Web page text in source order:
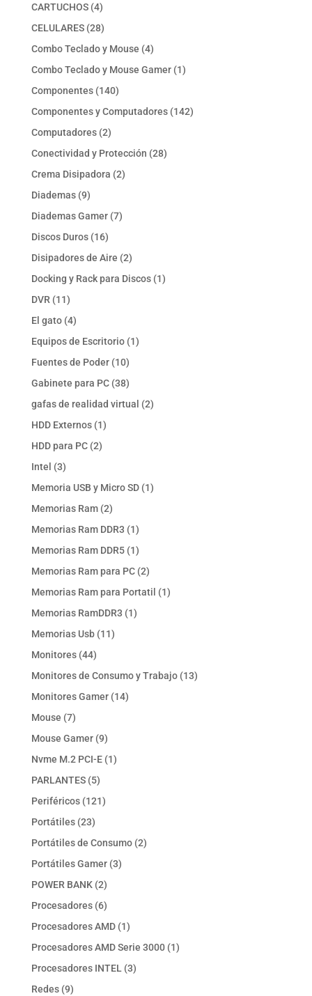
CARTUCHOS 44
productos
CELULARES 2828
productos
Combo Teclado y Mouse 44
productos
Combo Teclado y Mouse Gamer 11
Componentes 140140
productos
Componentes y Computadores 142142
Computadores 22
productos
Conectividad y Protección 2828
Crema Disipadora 22
Diademas 99
productos
Diademas Gamer 77
Discos Duros 1616
productos
Disipadores de Aire 22
productos
Docking y Rack para Discos 11
DVR 1111
productos
El gato 44
productos
Equipos de Escritorio 11
Fuentes de Poder 1010
productos
Gabinete para PC 3838
productos
gafas de realidad virtual 22
HDD Externos 11
HDD para PC 22
Intel 33
productos
Memoria USB y Micro SD 11
Memorias Ram 22
productos
Memorias Ram DDR3 11
producto
Memorias Ram DDR5 11
producto
Memorias Ram para PC 22
productos
Memorias Ram para Portatil 11
Memorias RamDDR3 11
Memorias Usb 1111
Monitores 4444
productos
Monitores de Consumo y Trabajo 1313
Monitores Gamer 1414
Mouse 77
productos
Mouse Gamer 99
productos
Nvme M.2 PCI-E 11
PARLANTES 55
productos
Periféricos 121121
Portátiles 2323
productos
Portátiles de Consumo 22
Portátiles Gamer 33
POWER BANK 22
productos
Procesadores 66
productos
Procesadores AMD 11
producto
Procesadores AMD Serie 3000 11
Procesadores INTEL 33
Redes 99